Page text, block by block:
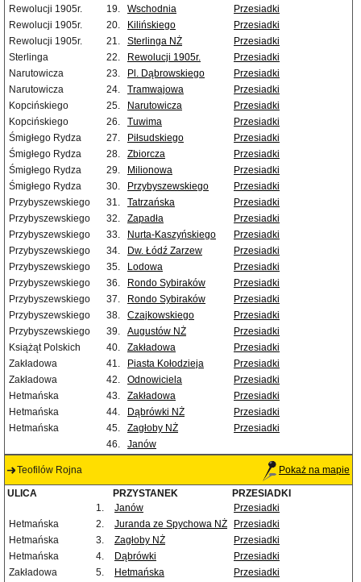
Rewolucji 1905r.
19. Wschodnia
Przesiadki
Rewolucji 1905r.
20. Kilińskiego
Przesiadki
Rewolucji 1905r.
21. Sterlinga NŻ
Przesiadki
Sterlinga
22. Rewolucji 1905r.
Przesiadki
Narutowicza
23. Pl. Dąbrowskiego
Przesiadki
Narutowicza
24. Tramwajowa
Przesiadki
Kopcińskiego
25. Narutowicza
Przesiadki
Kopcińskiego
26. Tuwima
Przesiadki
Śmigłego Rydza
27. Piłsudskiego
Przesiadki
Śmigłego Rydza
28. Zbiorcza
Przesiadki
Śmigłego Rydza
29. Milionowa
Przesiadki
Śmigłego Rydza
30. Przybyszewskiego
Przesiadki
Przybyszewskiego
31. Tatrzańska
Przesiadki
Przybyszewskiego
32. Zapadła
Przesiadki
Przybyszewskiego
33. Nurta-Kaszyńskiego
Przesiadki
Przybyszewskiego
34. Dw. Łódź Zarzew
Przesiadki
Przybyszewskiego
35. Lodowa
Przesiadki
Przybyszewskiego
36. Rondo Sybiraków
Przesiadki
Przybyszewskiego
37. Rondo Sybiraków
Przesiadki
Przybyszewskiego
38. Czajkowskiego
Przesiadki
Przybyszewskiego
39. Augustów NŻ
Przesiadki
Książąt Polskich
40. Zakładowa
Przesiadki
Zakładowa
41. Piasta Kołodzieja
Przesiadki
Zakładowa
42. Odnowiciela
Przesiadki
Hetmańska
43. Zakładowa
Przesiadki
Hetmańska
44. Dąbrówki NŻ
Przesiadki
Hetmańska
45. Zagłoby NŻ
Przesiadki
46.
Janów
Teofilów Rojna Pokaż na mapie
ULICA PRZYSTANEK
PRZESIADKI
1.
Janów
Przesiadki
Hetmańska
2. Juranda ze Spychowa NŻ
Przesiadki
Hetmańska
3. Zagłoby NŻ
Przesiadki
Hetmańska
4. Dąbrówki
Przesiadki
Zakładowa
5. Hetmańska
Przesiadki